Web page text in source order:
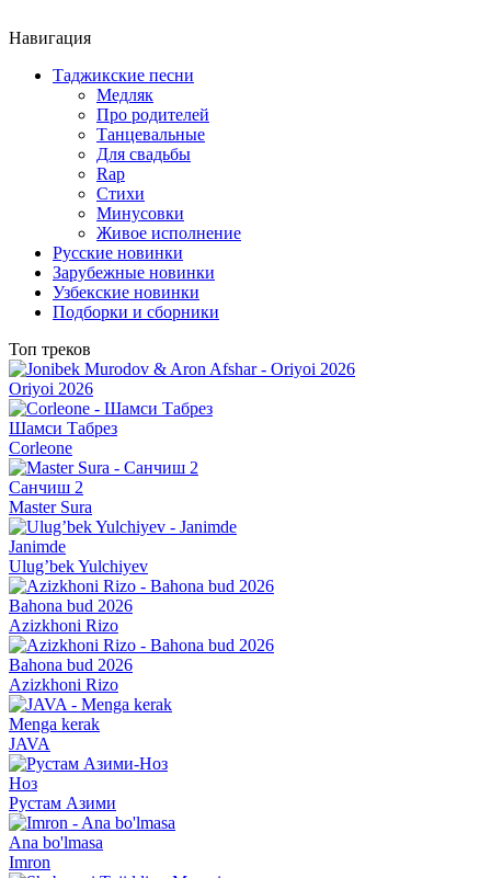
Навигация
Таджикские песни
Медляк
Про родителей
Танцевальные
Для свадьбы
Rap
Стихи
Минусовки
Живое исполнение
Русские новинки
Зарубежные новинки
Узбекские новинки
Подборки и сборники
Топ треков
Oriyoi 2026
Шамси Табрез
Corleone
Санчиш 2
Master Sura
Janimde
Ulug’bek Yulchiyev
Bahona bud 2026
Azizkhoni Rizo
Bahona bud 2026
Azizkhoni Rizo
Menga kerak
JAVA
Ноз
Рустам Азими
Ana bo'lmasa
Imron